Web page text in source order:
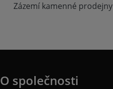
Zázemí kamenné prodejny
O společnosti